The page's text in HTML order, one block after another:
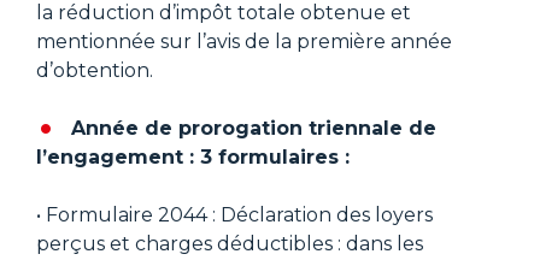
la réduction d’impôt totale obtenue et
mentionnée sur l’avis de la première année
d’obtention.
Année de prorogation triennale de
l’engagement : 3 formulaires :
• Formulaire 2044 : Déclaration des loyers
perçus et charges déductibles : dans les